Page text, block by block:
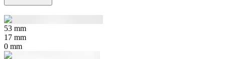
53 mm
17 mm
0 mm